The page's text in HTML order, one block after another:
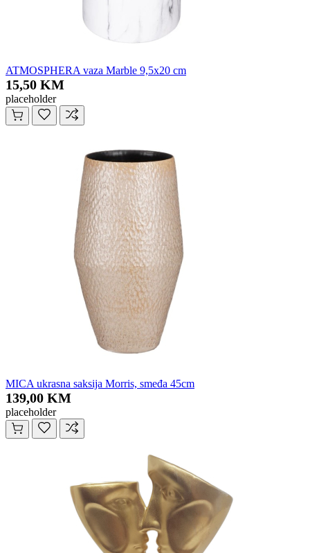
ATMOSPHERA vaza Marble 9,5x20 cm
15,50 KM
placeholder
MICA ukrasna saksija Morris, smeđa 45cm
139,00 KM
placeholder